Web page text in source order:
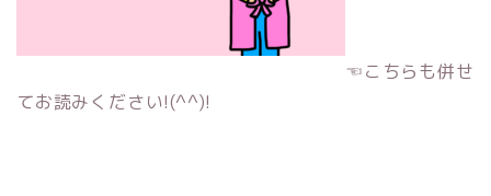
☜こちらも併せ
てお読みください!(^^)!